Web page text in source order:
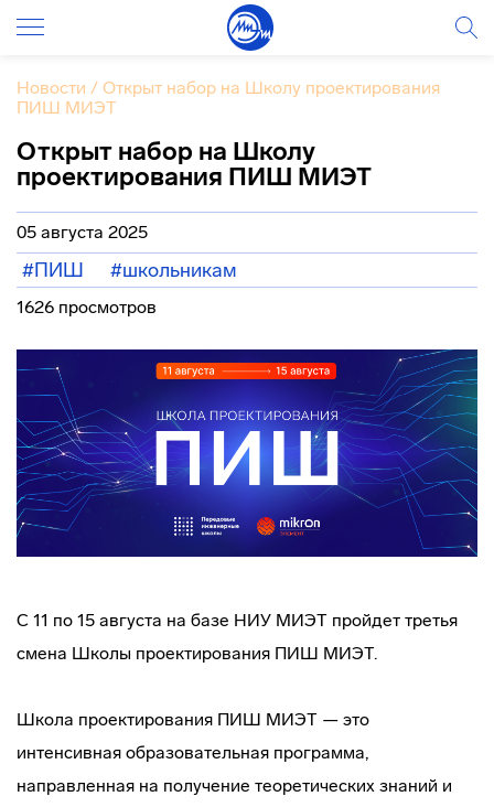
Новости / Открыт набор на Школу проектирования
ПИШ МИЭТ
Открыт набор на Школу
проектирования ПИШ МИЭТ
05 августа 2025
#ПИШ #школьникам
1626 просмотров
С 11 по 15 августа на базе НИУ МИЭТ пройдет третья
смена Школы проектирования ПИШ МИЭТ.
Школа проектирования ПИШ МИЭТ — это
интенсивная образовательная программа,
направленная на получение теоретических знаний и